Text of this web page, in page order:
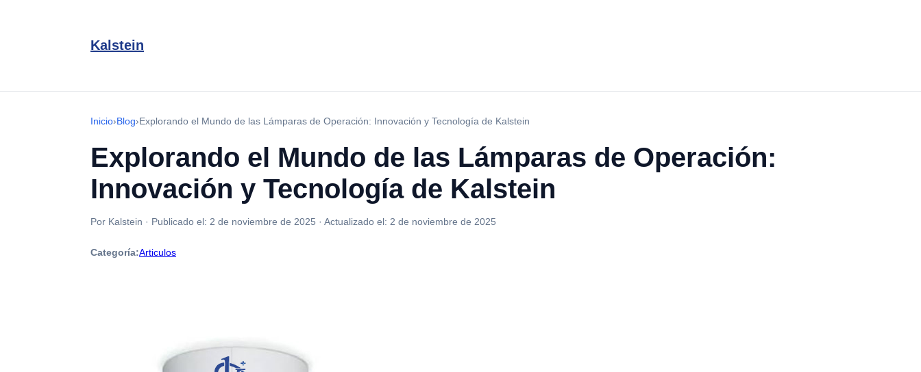
Kalstein
Inicio›Blog›Explorando el Mundo de las Lámparas de Operación: Innovación y Tecnología de Kalstein
Explorando el Mundo de las Lámparas de Operación:
Innovación y Tecnología de Kalstein
Por Kalstein · Publicado el: 2 de noviembre de 2025 · Actualizado el: 2 de noviembre de 2025
Categoría:Articulos